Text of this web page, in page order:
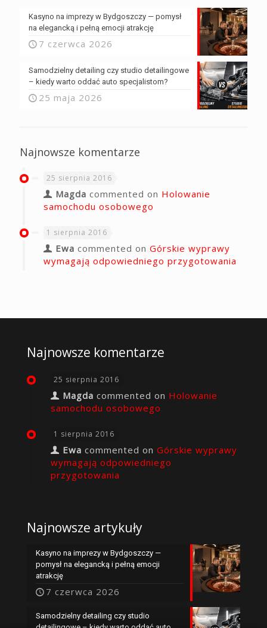
Kasyno na imprezy w Bydgoszczy — pomysł
na elegancką i pełną emocji atrakcję
7 czerwca 2026
Samodzielny detailing czy studio detailingowe
– kiedy warto oddać auto specjalistom?
25 maja 2026
Najnowsze komentarze
25 sierpnia 2016
Magda commented on Holowanie
samochodu osobowego
1 sierpnia 2016
Ewa commented on Górskie wyprawy
wymagają odpowiedniego przygotowania
Najnowsze komentarze
25 sierpnia 2016
Magda commented on Holowanie
samochodu osobowego
1 sierpnia 2016
Ewa commented on Górskie wyprawy
wymagają odpowiedniego
przygotowania
Najnowsze artykuły
Kasyno na imprezy w Bydgoszczy —
pomysł na elegancką i pełną emocji
atrakcję
7 czerwca 2026
Samodzielny detailing czy studio